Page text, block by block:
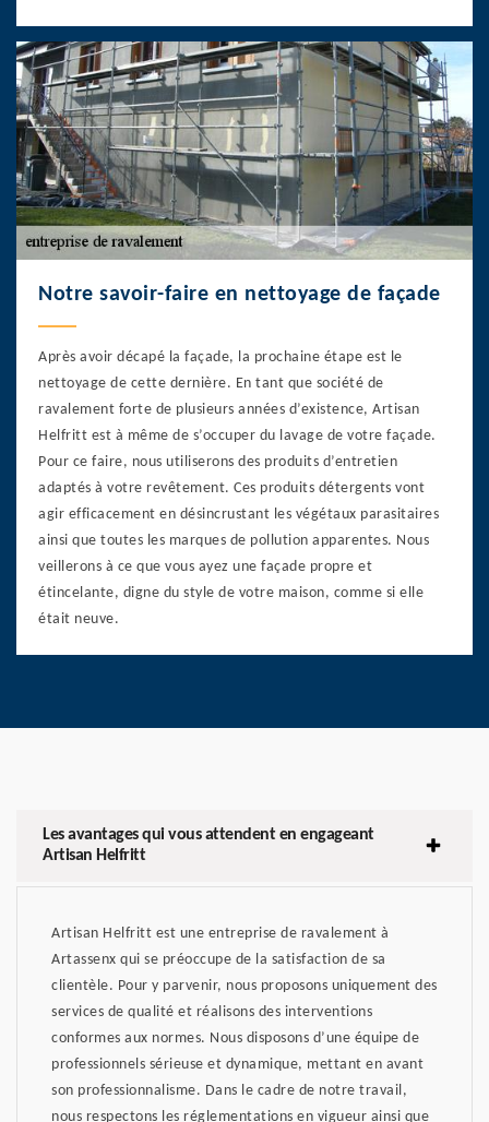
Notre savoir-faire en nettoyage de façade
Après avoir décapé la façade, la prochaine étape est le
nettoyage de cette dernière. En tant que société de
ravalement forte de plusieurs années d’existence, Artisan
Helfritt est à même de s’occuper du lavage de votre façade.
Pour ce faire, nous utiliserons des produits d’entretien
adaptés à votre revêtement. Ces produits détergents vont
agir efficacement en désincrustant les végétaux parasitaires
ainsi que toutes les marques de pollution apparentes. Nous
veillerons à ce que vous ayez une façade propre et
étincelante, digne du style de votre maison, comme si elle
était neuve.
Les avantages qui vous attendent en engageant
Artisan Helfritt
Artisan Helfritt est une entreprise de ravalement à
Artassenx qui se préoccupe de la satisfaction de sa
clientèle. Pour y parvenir, nous proposons uniquement des
services de qualité et réalisons des interventions
conformes aux normes. Nous disposons d’une équipe de
professionnels sérieuse et dynamique, mettant en avant
son professionnalisme. Dans le cadre de notre travail,
nous respectons les réglementations en vigueur ainsi que